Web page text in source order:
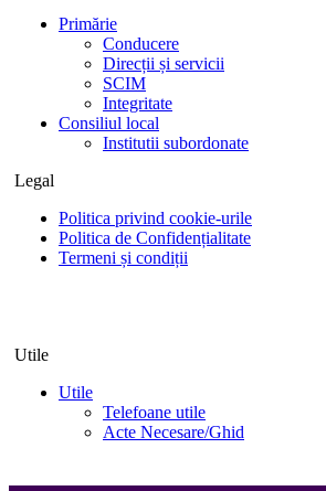
Primărie
Conducere
Direcții și servicii
SCIM
Integritate
Consiliul local
Institutii subordonate
Legal
Politica privind cookie-urile
Politica de Confidențialitate
Termeni și condiții
Utile
Utile
Telefoane utile
Acte Necesare/Ghid